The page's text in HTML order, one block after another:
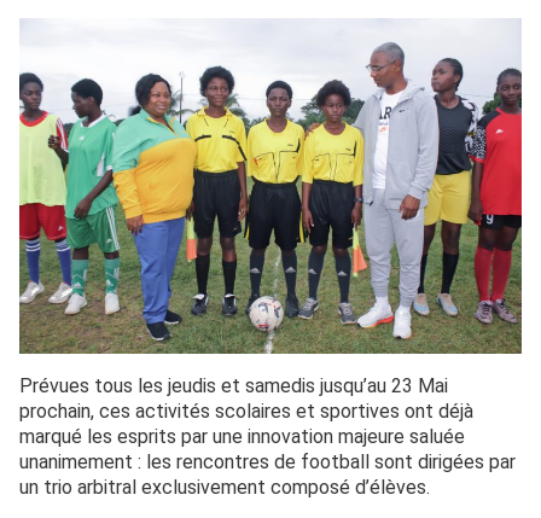
Prévues tous les jeudis et samedis jusqu’au 23 Mai
prochain, ces activités scolaires et sportives ont déjà
marqué les esprits par une innovation majeure saluée
unanimement : les rencontres de football sont dirigées par
un trio arbitral exclusivement composé d’élèves.